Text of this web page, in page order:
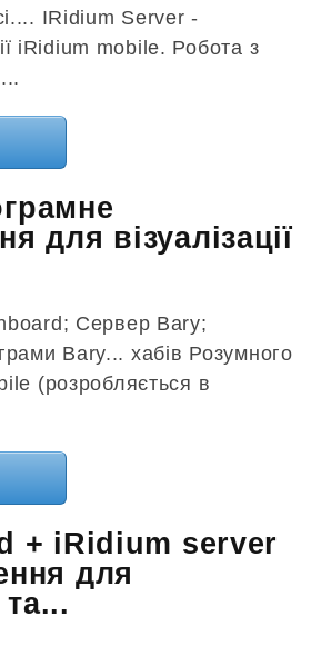
IRidium Server -
iRidium mobile. Робота з
для візуалізації
Сервер Bary;
Bary... хабів Розумного
(розробляється в
+ iRidium server
для